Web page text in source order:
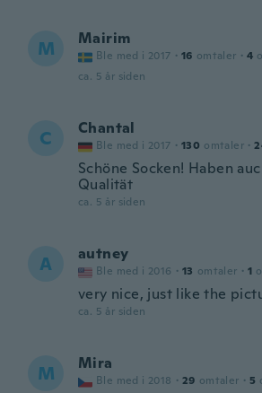
M Mairim
Ble med i 2017 · 16 omtaler · 4
ca. 5 år siden
C Chantal
Ble med i 2017 · 130 omtaler ·
Schöne Socken! Haben
Qualität
ca. 5 år siden
A autney
Ble med i 2016 · 13 omtaler · 1
very nice, just like the
ca. 5 år siden
M Mira
Ble med i 2018 · 29 omtaler · 5